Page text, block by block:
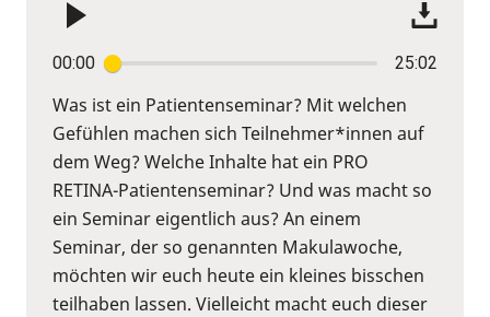
00:00 25:02
Was ist ein Patientenseminar? Mit welchen
Gefühlen machen sich Teilnehmer*innen auf
dem Weg? Welche Inhalte hat ein PRO
RETINA-Patientenseminar? Und was macht so
ein Seminar eigentlich aus? An einem
Seminar, der so genannten Makulawoche,
möchten wir euch heute ein kleines bisschen
teilhaben lassen. Vielleicht macht euch dieser